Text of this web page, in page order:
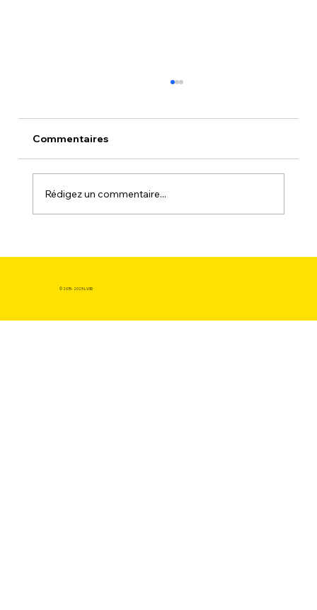
Commentaires
Rédigez un commentaire...
© 2015- 2025 LV3D